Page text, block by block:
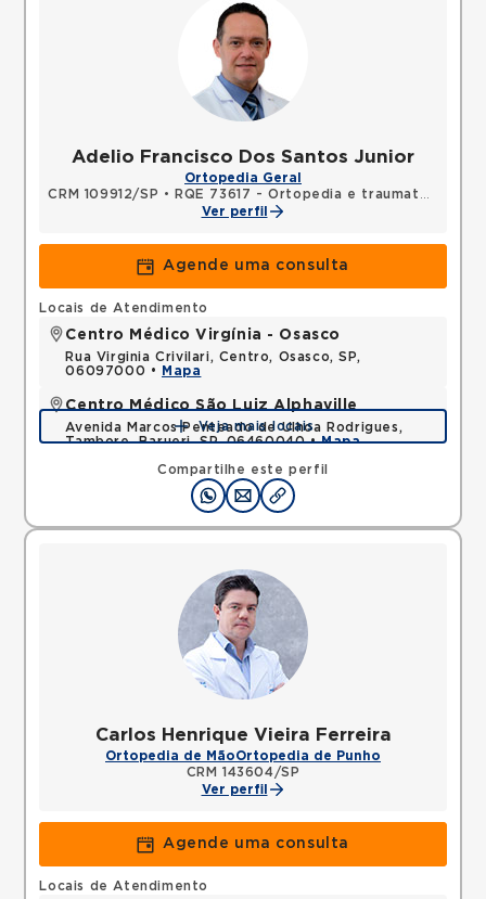
Adelio Francisco Dos Santos Junior
Ortopedia Geral
CRM 109912/SP •
RQE 73617 - Ortopedia e traumatologia
Ver perfil
Agende uma consulta
Compartilhe este perfil
Locais de Atendimento
Centro Médico Virgínia - Osasco
Rua Virginia Crivilari, Centro, Osasco, SP,
06097000 •
Mapa
Centro Médico São Luiz Alphaville
Avenida Marcos Penteado de Ulhoa Rodrigues,
Tambore, Barueri, SP, 06460040 •Mapa
Veja mais locais
Carlos Henrique Vieira Ferreira
Ortopedia de MãoOrtopedia de Punho
CRM 143604/SP
Ver perfil
Agende uma consulta
Locais de Atendimento